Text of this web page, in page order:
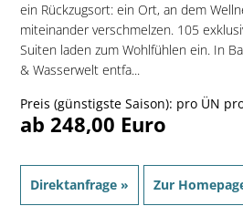
ein Rückzugsort: ein Ort, an dem
miteinander verschmelzen. 105
Suiten laden zum Wohlfühlen ein. In
& Wasserwelt entfa...
Preis (günstigste Saison): pro ÜN
ab 248,00 Euro
Direktanfrage » Zur